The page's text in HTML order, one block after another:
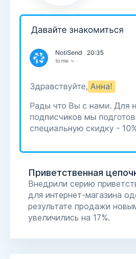
Приветственная
Внедрили серию
для интернет-магазина
результате продажи
увеличились на 17%.